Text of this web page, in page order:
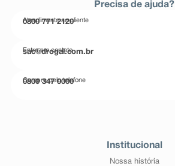
Precisa de ajuda?
Atendimento ao cliente
0800 771 2120
Entre em contato
sac@drogal.com.br
Compre pelo telefone
0800 347 0000
Institucional
Nossa história